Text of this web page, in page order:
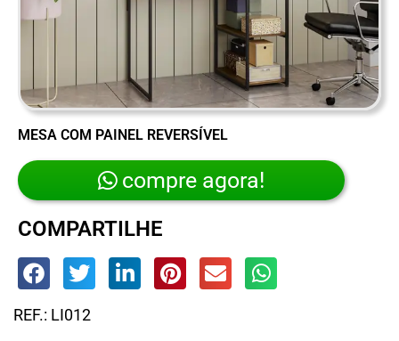
MESA COM PAINEL REVERSÍVEL
compre agora!
COMPARTILHE
REF.: LI012